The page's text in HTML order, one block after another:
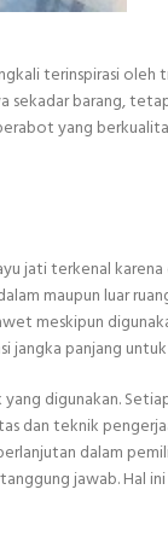
terinspirasi oleh
barang,
yang
jati terkenal karena
maupun luar
meskipun
jangka panjang
digunakan.
dan teknik
dalam
jawab. Hal